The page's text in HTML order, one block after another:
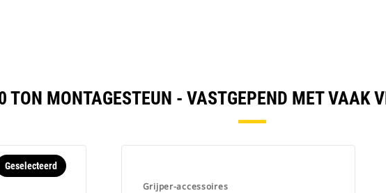
TON MONTAGESTEUN - VASTGEPEND MET VAAK
Geselecteerd
Grijper-accessoires